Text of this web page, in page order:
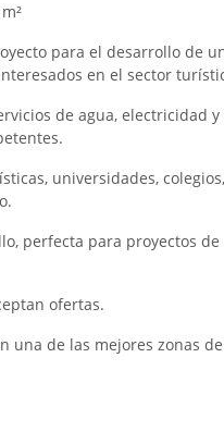
para el desarrollo de
en el sector
de agua, electricidad y
universidades, colegios,
perfecta para proyectos de
ofertas.
una de las mejores zonas de